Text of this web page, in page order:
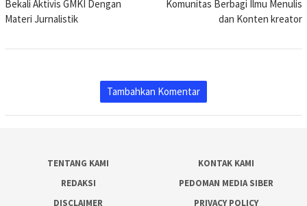
Bekali Aktivis GMKI Dengan
Materi Jurnalistik
Komunitas Berbagi Ilmu Menulis
dan Konten kreator
Tambahkan Komentar
TENTANG KAMI
KONTAK KAMI
REDAKSI
PEDOMAN MEDIA SIBER
DISCLAIMER
PRIVACY POLICY